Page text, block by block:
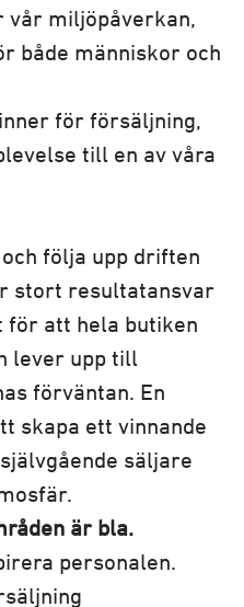
vår miljöpåverkan,
både människor och
för försäljning,
till en av våra
följa upp driften
stort resultatansvar
för att hela butiken
lever upp till
förväntan. En
skapa ett vinnande
säljare
är bla.
personalen.